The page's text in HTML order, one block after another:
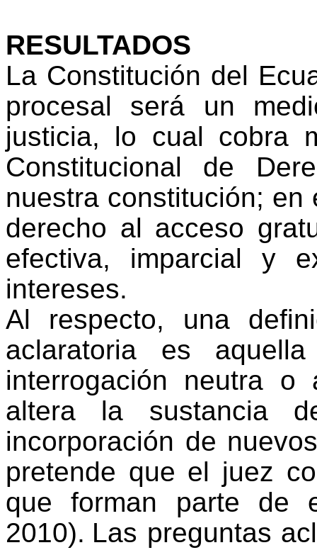
RESULTADOS
La Constitución del
procesal será un
justicia, lo cual cobra
Constitucional de
nuestra constitución; en
derecho al acceso
efectiva, imparcial y
intereses.
Al respecto, una
aclaratoria es
interrogación neutra
altera la sustancia
incorporación de
pretende que el juez
que forman parte de
2010). Las preguntas